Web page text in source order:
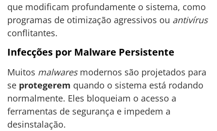
que modificam profundamente o sistema, como
programas de otimização agressivos ou antivírus
conflitantes.
Infecções por Malware Persistente
Muitos malwaresmodernos são projetados para
se protegerem quando o sistema está rodando
normalmente. Eles bloqueiam o acesso a
ferramentas de segurança e impedem a
desinstalação.